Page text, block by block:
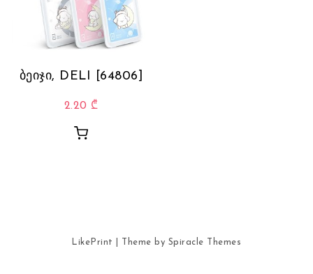
ბეიჯი, DELI [64806]
2.20 ₾
LikePrint | Theme by Spiracle Themes